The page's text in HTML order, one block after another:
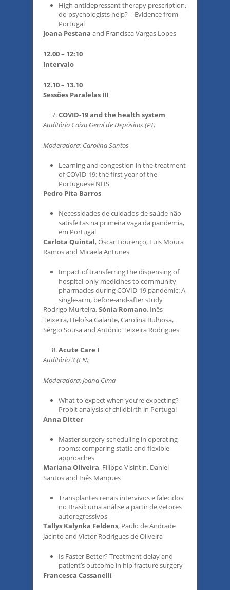
High antidepressant therapy prescription,
do psychologists help? – Evidence from
Portugal
Joana Pestana and Francisca Vargas Lopes
12.00 – 12:10
Intervalo
12.10 – 13.10
Sessões Paralelas III
COVID-19 and the health system
Auditório Caixa Geral de Depósitos (PT)
Moderadora: Carolina Santos
Learning and congestion in the treatment
of COVID-19: the first year of the
Portuguese NHS
Pedro Pita Barros
Necessidades de cuidados de saúde não
satisfeitas na primeira vaga da pandemia,
em Portugal
Carlota Quintal, Óscar Lourenço, Luis Moura
Ramos and Micaela Antunes
Impact of transferring the dispensing of
hospital-only medicines to community
pharmacies during COVID-19 pandemic: A
single-arm, before-and-after study
Rodrigo Murteira,Sónia Romano, Inês
Teixeira, Heloísa Galante, Carolina Bulhosa,
Sérgio Sousa and António Teixeira Rodrigues
Acute Care I
Auditório 3 (EN)
Moderadora: Joana Cima
What to expect when you’re expecting?
Probit analysis of childbirth in Portugal
Anna Ditter
Master surgery scheduling in operating
rooms: comparing static and flexible
approaches
Mariana Oliveira, Filippo Visintin, Daniel
Santos and Inês Marques
Transplantes renais intervivos e falecidos
no Brasil: uma análise a partir de vetores
autoregressivos
Tallys Kalynka Feldens, Paulo de Andrade
Jacinto and Victor Rodrigues de Oliveira
Is Faster Better? Treatment delay and
patient’s outcome in hip fracture surgery
Francesca Cassanelli